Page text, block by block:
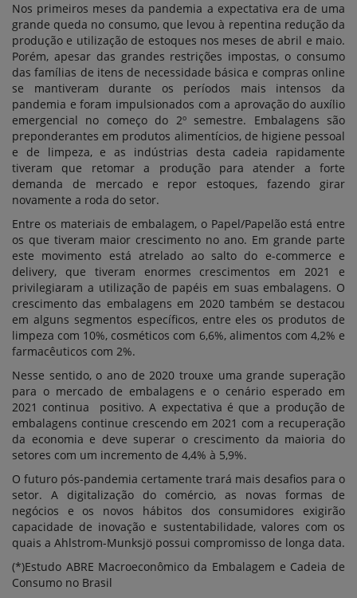
Nos primeiros meses da pandemia a expectativa era de uma
grande queda no consumo, que levou à repentina redução da
produção e utilização de estoques nos meses de abril e maio.
Porém, apesar das grandes restrições impostas, o consumo
das famílias de itens de necessidade básica e compras online
se mantiveram durante os períodos mais intensos da
pandemia e foram impulsionados com a aprovação do auxílio
emergencial no começo do 2º semestre. Embalagens são
preponderantes em produtos alimentícios, de higiene pessoal
e de limpeza, e as indústrias desta cadeia rapidamente
tiveram que retomar a produção para atender a forte
demanda de mercado e repor estoques, fazendo girar
novamente a roda do setor.
Entre os materiais de embalagem, o Papel/Papelão está entre
os que tiveram maior crescimento no ano. Em grande parte
este movimento está atrelado ao salto do e-commerce e
delivery, que tiveram enormes crescimentos em 2021 e
privilegiaram a utilização de papéis em suas embalagens. O
crescimento das embalagens em 2020 também se destacou
em alguns segmentos específicos, entre eles os produtos de
limpeza com 10%, cosméticos com 6,6%, alimentos com 4,2% e
farmacêuticos com 2%.
Nesse sentido, o ano de 2020 trouxe uma grande superação
para o mercado de embalagens e o cenário esperado em
2021 continua positivo. A expectativa é que a produção de
embalagens continue crescendo em 2021 com a recuperação
da economia e deve superar o crescimento da maioria do
setores com um incremento de 4,4% à 5,9%.
O futuro pós-pandemia certamente trará mais desafios para o
setor. A digitalização do comércio, as novas formas de
negócios e os novos hábitos dos consumidores exigirão
capacidade de inovação e sustentabilidade, valores com os
quais a Ahlstrom-Munksjö possui compromisso de longa data.
(*)Estudo ABRE Macroeconômico da Embalagem e Cadeia de
Consumo no Brasil